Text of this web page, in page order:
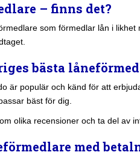
– finns det?
som förmedlar lån i likhet
bästa
är populär och känd för att
bäst för dig.
olika recensioner och ta del av
med